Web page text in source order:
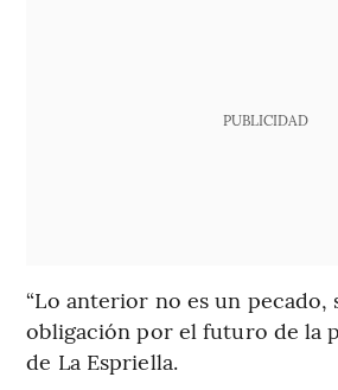
PUBLICIDAD
“Lo anterior no es un pecado,
obligación por el futuro de la
de La Espriella.